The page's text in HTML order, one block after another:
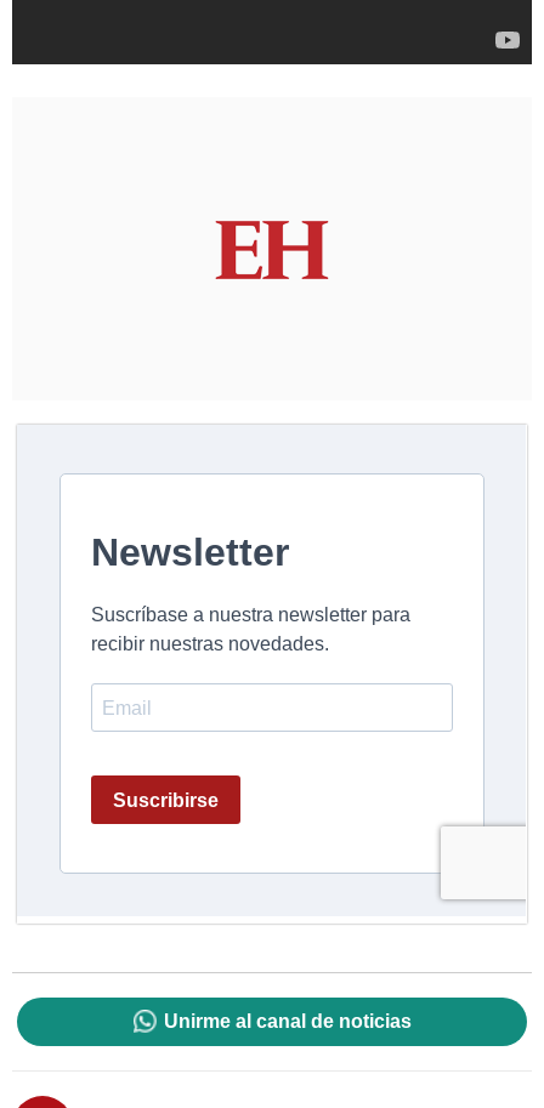
Unirme al canal de noticias